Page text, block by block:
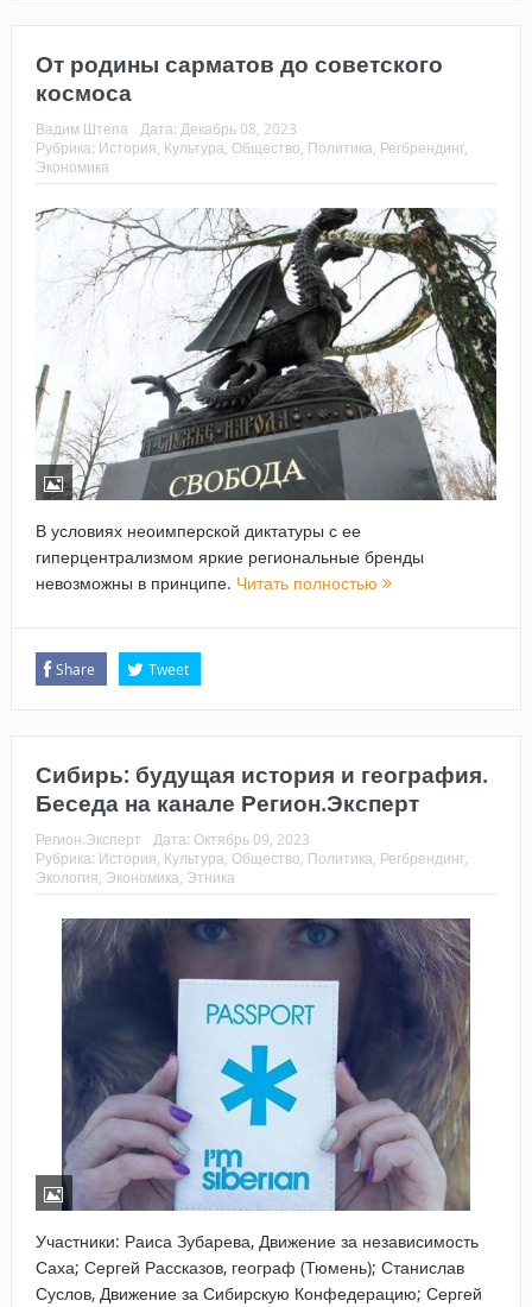
От родины сарматов до советского
космоса
Вадим Штепа Дата: Декабрь 08, 2023
Рубрика: История, Культура, Общество, Политика, Регбрендинг,
Экономика
В условиях неоимперской диктатуры с ее
гиперцентрализмом яркие региональные бренды
невозможны в принципе. Читать полностью
Share Tweet
Сибирь: будущая история и география.
Беседа на канале Регион.Эксперт
Регион.Эксперт Дата: Октябрь 09, 2023
Рубрика: История, Культура, Общество, Политика, Регбрендинг,
Экология, Экономика, Этника
Участники: Раиса Зубарева, Движение за независимость
Саха; Сергей Рассказов, географ (Тюмень); Станислав
Суслов, Движение за Сибирскую Конфедерацию; Сергей